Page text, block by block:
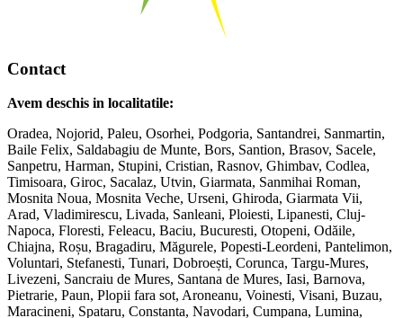
Contact
Avem deschis in localitatile:
Oradea, Nojorid, Paleu, Osorhei, Podgoria, Santandrei, Sanmartin,
Baile Felix, Saldabagiu de Munte, Bors, Santion, Brasov, Sacele,
Sanpetru, Harman, Stupini, Cristian, Rasnov, Ghimbav, Codlea,
Timisoara, Giroc, Sacalaz, Utvin, Giarmata, Sanmihai Roman,
Mosnita Noua, Mosnita Veche, Urseni, Ghiroda, Giarmata Vii,
Arad, Vladimirescu, Livada, Sanleani, Ploiesti, Lipanesti, Cluj-
Napoca, Floresti, Feleacu, Baciu, Bucuresti, Otopeni, Odăile,
Chiajna, Roșu, Bragadiru, Măgurele, Popesti-Leordeni, Pantelimon,
Voluntari, Stefanesti, Tunari, Dobroești, Corunca, Targu-Mures,
Livezeni, Sancraiu de Mures, Santana de Mures, Iasi, Barnova,
Pietrarie, Paun, Plopii fara sot, Aroneanu, Voinesti, Visani, Buzau,
Maracineni, Spataru, Constanta, Navodari, Cumpana, Lumina,